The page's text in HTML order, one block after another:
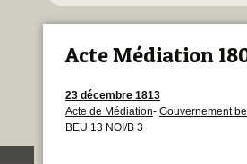
Acte Médiation
23 décembre 1813
Acte de Médiation- Gouvernement
BEU 13 NOI/B 3